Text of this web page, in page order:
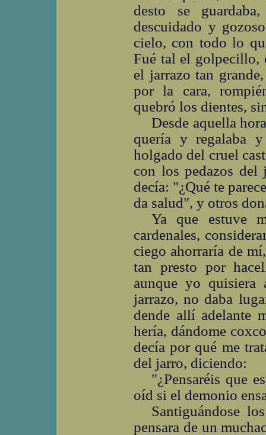
desto se
descuidado y
cielo, con todo lo
Fué tal el golpecillo,
el jarrazo tan
por la cara,
quebró los dientes,
Desde aquella
quería y regalaba
holgado del cruel
con los pedazos del
decía: "¿Qué te
da salud", y otros
Ya que estuve
cardenales,
ciego ahorraría de
tan presto por
aunque yo quisiera
jarrazo, no daba
dende allí adelante
hería, dándome
decía por qué me
del jarro, diciendo:
"¿Pensaréis que
oíd si el demonio
Santiguándose
pensara de un